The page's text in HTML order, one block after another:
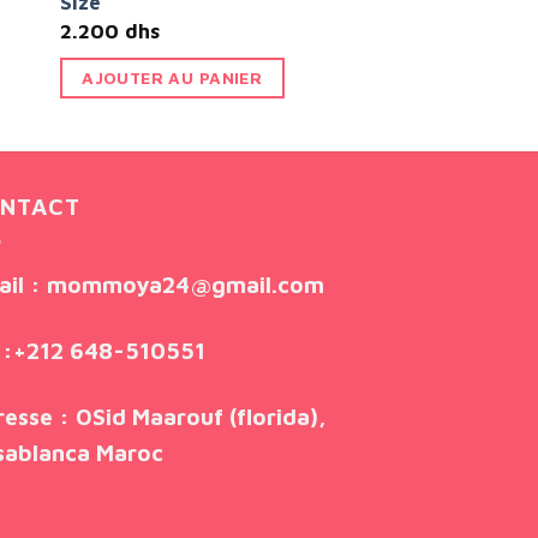
2.200 dhs
AJOUTER AU PANIER
: mommoya24@gmail.com
: +212 648-510551
: OSid Maarouf (florida),
Maroc